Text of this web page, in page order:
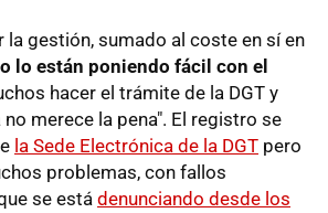
la gestión, sumado al coste en sí en
lo están poniendo fácil con el
hacer el trámite de la DGT y
merece la pena". El registro se
la Sede Electrónica de la DGT pero
problemas, con fallos
se está denunciando desde los